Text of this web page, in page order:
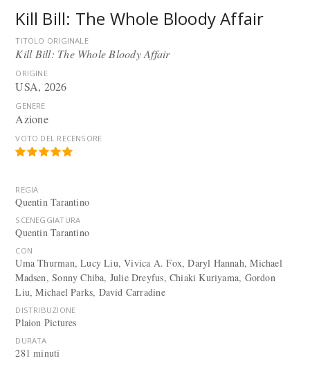
Kill Bill: The Whole Bloody Affair
TITOLO ORIGINALE
Kill Bill: The Whole Bloody Affair
ORIGINE
USA, 2026
GENERE
Azione
VOTO DEL RECENSORE
REGIA
Quentin Tarantino
SCENEGGIATURA
Quentin Tarantino
CON
Uma Thurman, Lucy Liu, Vivica A. Fox, Daryl Hannah, Michael
Madsen, Sonny Chiba, Julie Dreyfus, Chiaki Kuriyama, Gordon
Liu, Michael Parks, David Carradine
DISTRIBUZIONE
Plaion Pictures
DURATA
281 minuti